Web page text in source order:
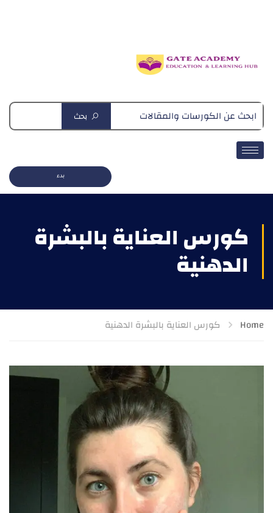
بحث
بدء
كورس العناية بالبشرة
الدهنية
Home كورس العناية بالبشرة الدهنية